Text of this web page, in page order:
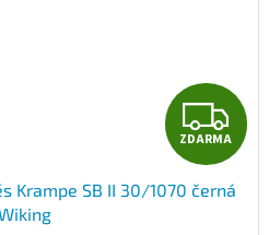
Z
D
A
ZDARMA
Krampe SB II 30/1070 černá